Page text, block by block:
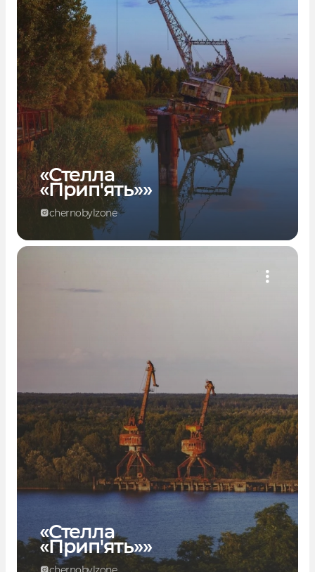
«Стелла
«Прип'ять»»
chernobylzone
«Стелла
«Прип'ять»»